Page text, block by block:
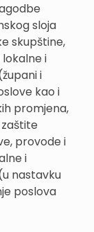
sloja
skupštine,
i
i
kao i
promjena,
provode i
i
nastavku
poslova